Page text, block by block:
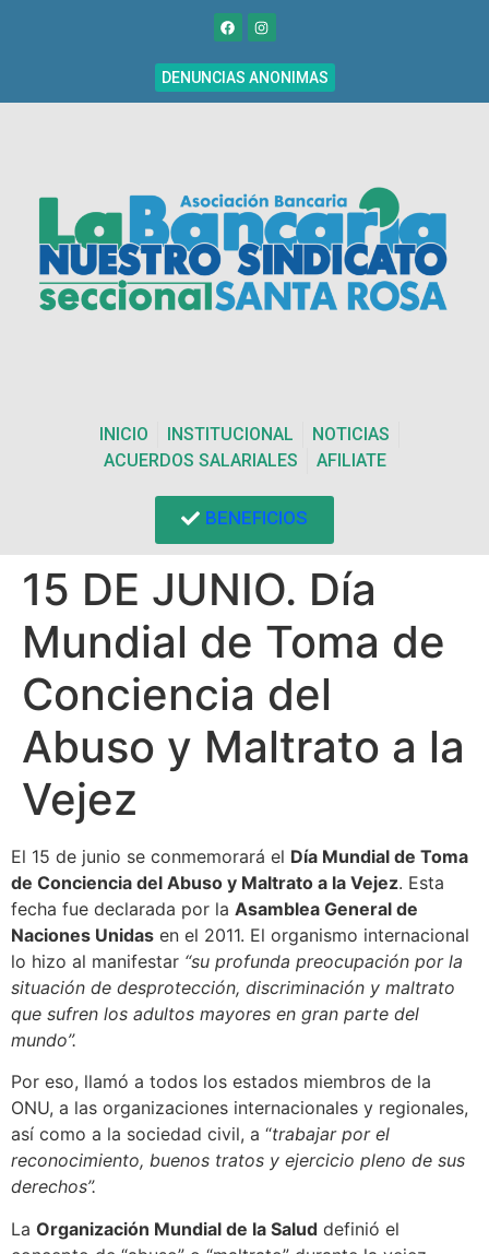
DENUNCIAS ANONIMAS
INICIO INSTITUCIONAL
NOTICIAS
ACUERDOS SALARIALES
AFILIATE
BENEFICIOS
15 DE JUNIO. Día
Mundial de Toma de
Conciencia del
Abuso y Maltrato a la
Vejez
El 15 de junio se conmemorará el Día Mundial de Toma
de Conciencia del Abuso y Maltrato a la Vejez. Esta
fecha fue declarada por la Asamblea General de
Naciones Unidas en el 2011. El organismo internacional
lo hizo al manifestar “su profunda preocupación por la
situación de desprotección, discriminación y maltrato
que sufren los adultos mayores en gran parte del
mundo”.
Por eso, llamó a todos los estados miembros de la
ONU, a las organizaciones internacionales y regionales,
así como a la sociedad civil, a “trabajar por el
reconocimiento, buenos tratos y ejercicio pleno de sus
derechos”.
La Organización Mundial de la Salud definió el